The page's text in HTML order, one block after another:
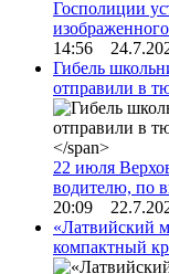
Госполиции
14:56
Гибель
отправили в
22 июля
водителю, по
20:09
«Латвийский
компактный